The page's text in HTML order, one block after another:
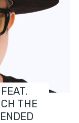
THE